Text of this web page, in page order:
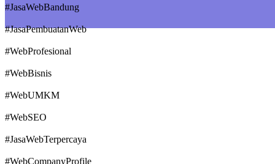
#JasaWebBandung
#JasaPembuatanWeb
#WebProfesional
#WebBisnis
#WebUMKM
#WebSEO
#JasaWebTerpercaya
#WebCompanyProfile